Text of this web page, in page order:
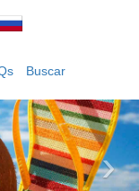
Buscar
›